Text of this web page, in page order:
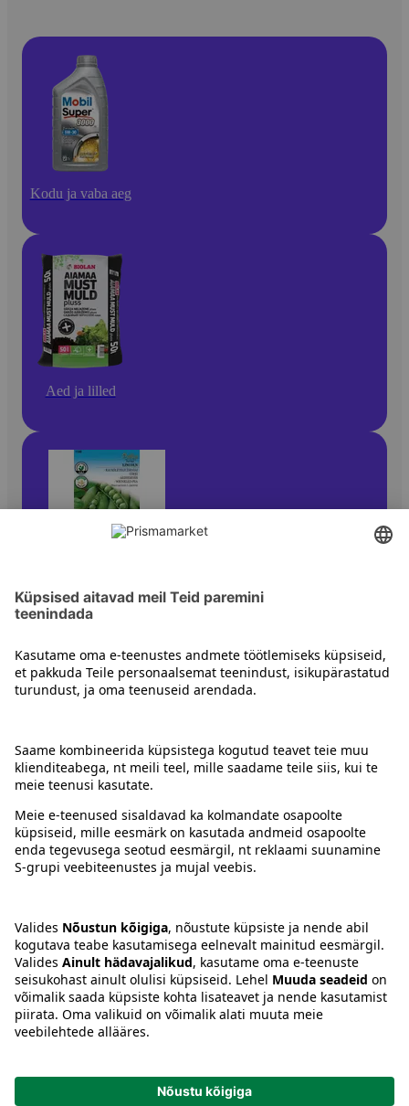
Kodu ja vaba aeg
Aed ja lilled
Seemned, mugulad ja sibulad
Juhised
Tingimused
Keel:ETENRU